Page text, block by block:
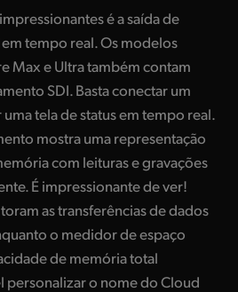
é a saída de
tempo real. Os modelos
Max e Ultra também contam
SDI. Basta conectar um
tela de status em tempo real.
mostra uma representação
com leituras e gravações
É impressionante de ver!
as transferências de dados
o medidor de espaço
de memória total
personalizar o nome do Cloud